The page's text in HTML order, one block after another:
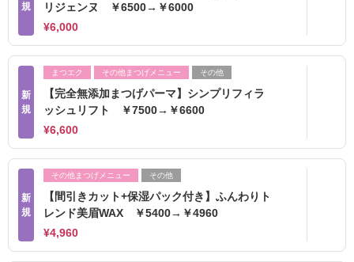
規
リジェンヌ ￥6500→￥6000
¥6,000
新
規
まつエク その他まつげメニュー その他
【完全無添加まつげパーマ】シンプリフィラ
ッシュリフト ￥7500→￥6600
¥6,600
新
規
その他まつげメニュー その他
【間引きカット+保湿パック付き】ふんわりト
レンド美眉WAX ￥5400→￥4960
¥4,960